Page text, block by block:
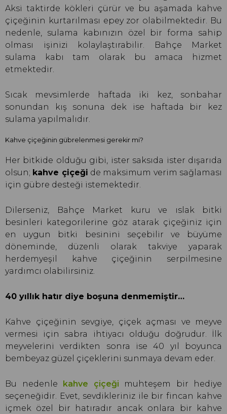
Aksi taktirde kökleri çürür ve bu aşamada kahve
çiçeğinin kurtarılması epey zor olabilmektedir. Bu
nedenle, sulama kabınızın özel bir forma sahip
olması işinizi kolaylaştırabilir. Bahçe Market
sulama kabı tam olarak bu amaca hizmet
etmektedir.
Sıcak mevsimlerde haftada iki kez, sonbahar
sonundan kış sonuna dek ise haftada bir kez
sulama yapılmalıdır.
Kahve çiçeğinin gübrelenmesi gerekir mi?
Her bitkide olduğu gibi, ister saksıda ister dışarıda
olsun; kahve çiçeği de maksimum verim sağlaması
için gübre desteği istemektedir.
Dilerseniz, Bahçe Market kuru ve ıslak bitki
besinleri kategorilerine göz atarak çiçeğiniz için
en uygun bitki besinini seçebilir ve büyüme
döneminde, düzenli olarak takviye yaparak
herdemyeşil kahve çiçeğinin serpilmesine
yardımcı olabilirsiniz.
40 yıllık hatır diye boşuna denmemiştir…
Kahve çiçeğinin sevgiye, çiçek açması ve meyve
vermesi için sabra ihtiyacı olduğu doğrudur. İlk
meyvelerini verdikten sonra ise 40 yıl boyunca
bembeyaz güzel çiçeklerini sunmaya devam eder.
Bu nedenle kahve çiçeği muhteşem bir hediye
seçeneğidir. Evet, sevdikleriniz ile bir fincan kahve
içmek özel bir hatıradır ancak onlara bir kahve